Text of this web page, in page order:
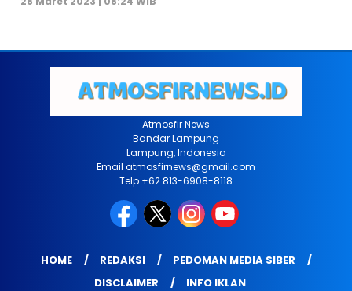
Atmosfir News
Bandar Lampung
Lampung, Indonesia
Email atmosfirnews@gmail.com
Telp +62 813-6908-8118
HOME REDAKSI
PEDOMAN MEDIA SIBER
DISCLAIMER
INFO IKLAN